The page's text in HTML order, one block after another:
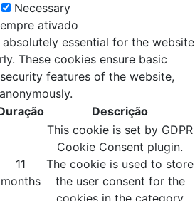
Necessary
ativado
essential for the website
These cookies ensure basic
features of the website,
anonymously.
Descrição
11
months
This cookie is set by GDPR
Cookie Consent plugin.
The cookie is used to store
the user consent for the